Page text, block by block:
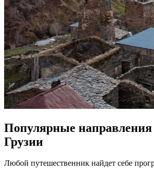
Популярные направления
Грузии
Любой путешественник найдет себе